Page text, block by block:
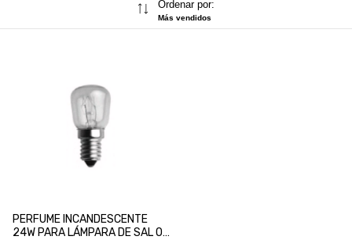
Ordenar por:
Más vendidos
PERFUME INCANDESCENTE
24W PARA LÁMPARA DE SAL O